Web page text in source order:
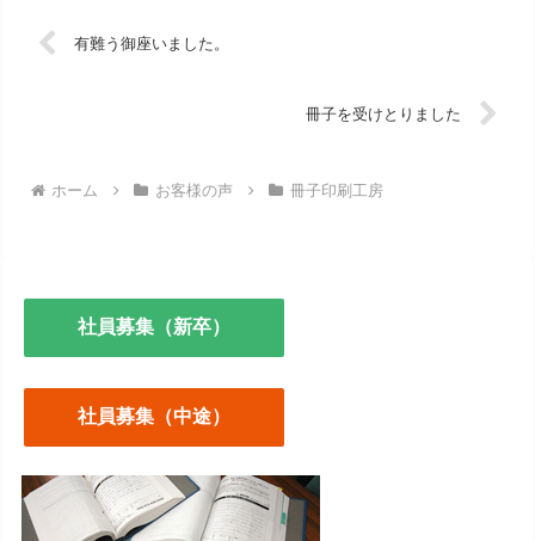
有難う御座いました。
冊子を受けとりました
ホーム お客様の声 冊子印刷工房
社員募集（新卒）
社員募集（中途）